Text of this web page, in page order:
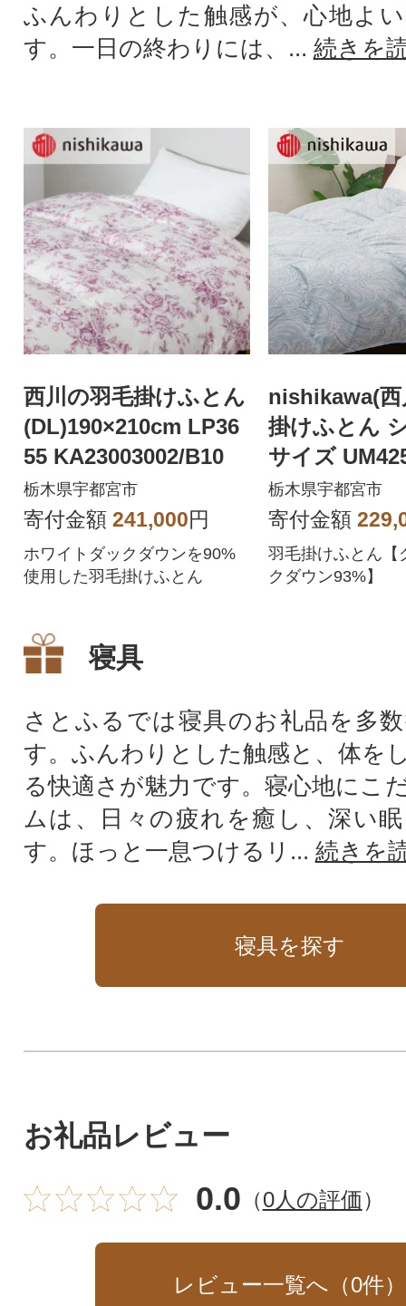
ふんわりとした触感が、心地よ
す。一日の終わりには、... 続きを
西川の羽毛掛けふとん
(DL)190×210cm LP36
55 KA23003002/B10
栃木県宇都宮市
寄付金額 241,000円
ホワイトダックダウンを90%
使用した羽毛掛けふとん
nishikawa(西
掛けふとん
サイズ
004023/A20
栃木県宇都宮市
寄付金額
羽毛掛けふとん【
クダウン93%】
寝具
さとふるでは寝具のお礼品を多
す。ふんわりとした触感と、体を
る快適さが魅力です。寝心地にこ
ムは、日々の疲れを癒し、深い
す。ほっと一息つけるリ... 続きを
寝具を探す
お礼品レビュー
0.0 （0人の評価）
レビュー一覧へ（0件）